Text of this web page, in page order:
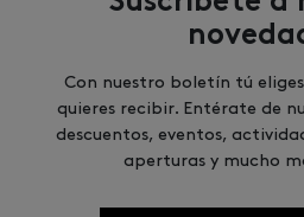
Con nuestro boletín tú
quieres recibir. Entérate de
descuentos, eventos,
aperturas y mucho